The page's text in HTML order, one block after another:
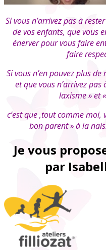
Si vous n’arrivez pas à
de vos enfants, que vous
énerver pour vous faire
faire
Si vous n’en pouvez plus
et que vous n’arrivez
laxisme » et
c’est que ,tout comme moi,
bon parent » à la
Je vous
par